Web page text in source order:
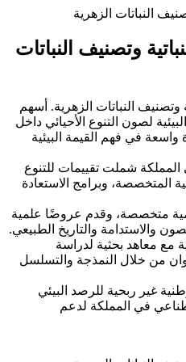
وتصنيف النباتات
وتصنيف النباتات الزهرية. أسهم
لصون التنوع الأحيائي داخل
واسعة في فهم القيمة البيئية
شملت تقييمات للتنوع
المتخصصة، وبرامج الاستعادة
أبحاث علمية متخصصة، وقدم عروضًا علمية
والاستدامة والتاريخ الطبيعي.
مع معاهد بحثية لدراسة
من خلال النمذجة والتسلسل
غير ربحية للرصد البيئي
في المملكة لدعم